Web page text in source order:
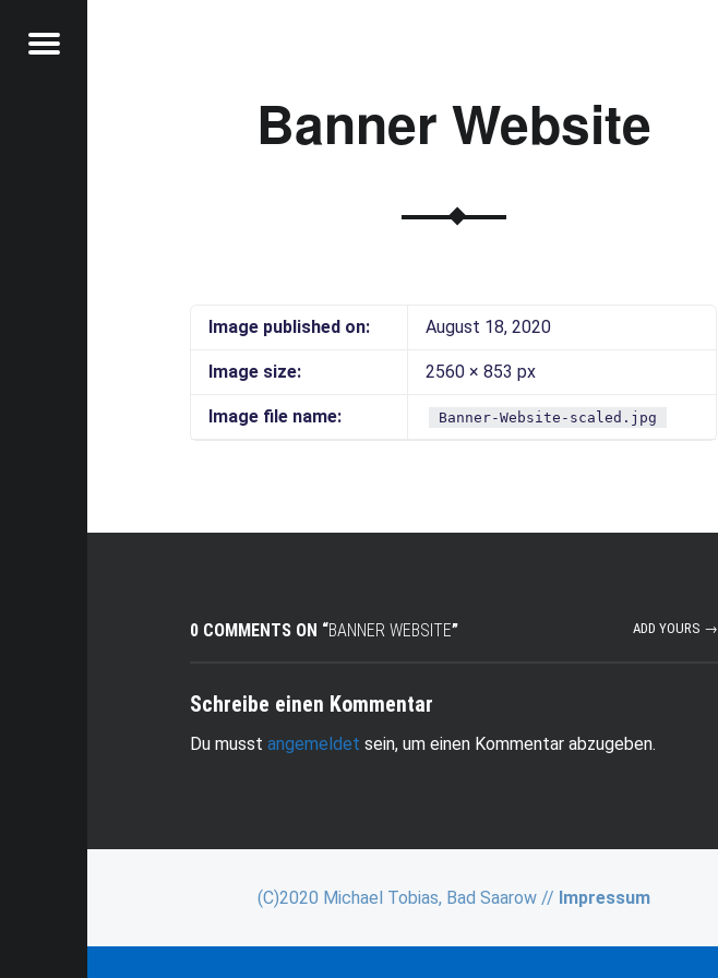
Menu
Banner Website
Image published on: August 18, 2020
Image size: 2560 × 853 px
Image file name: Banner-Website-scaled.jpg
0 COMMENTS ON “BANNER WEBSITE” ADD YOURS →
Schreibe einen Kommentar
Du musstangemeldet sein, um einen Kommentar abzugeben.
(C)2020 Michael Tobias, Bad Saarow // Impressum